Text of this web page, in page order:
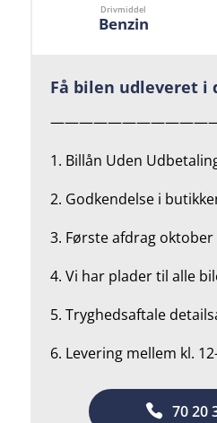
Drivmiddel
Benzin
Få bilen udleveret i
1. Billån Uden
2. Godkendelse i
3. Første afdrag oktober
4. Vi har plader til alle
5. Tryghedsaftale
6. Levering mellem kl.
70 20